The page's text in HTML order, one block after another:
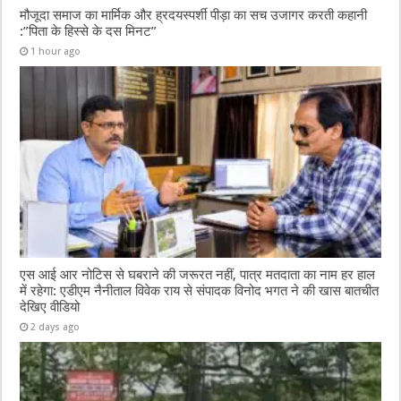
मौजूदा समाज का मार्मिक और ह्रदयस्पर्शी पीड़ा का सच उजागर करती कहानी
:”पिता के हिस्से के दस मिनट”
1 hour ago
एस आई आर नोटिस से घबराने की जरूरत नहीं, पात्र मतदाता का नाम हर हाल
में रहेगा: एडीएम नैनीताल विवेक राय से संपादक विनोद भगत ने की खास बातचीत
देखिए वीडियो
2 days ago